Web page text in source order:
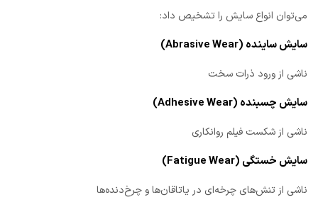
می‌توان انواع سایش را تشخیص داد:
سایش ساینده (Abrasive Wear)
ناشی از ورود ذرات سخت
سایش چسبنده (Adhesive Wear)
ناشی از شکست فیلم روانکاری
سایش خستگی (Fatigue Wear)
ناشی از تنش‌های چرخه‌ای در یاتاقان‌ها و چرخ‌دنده‌ها